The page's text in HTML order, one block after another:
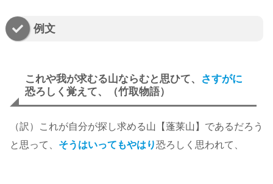
例文
これや我が求むる山ならむと思ひて、
さすがに
恐ろしく覚えて、（竹取物語）
（訳）これが自分が探し求める山【蓬莱山】であるだろう
と思って、 そうはいってもやはり恐ろしく思われて、